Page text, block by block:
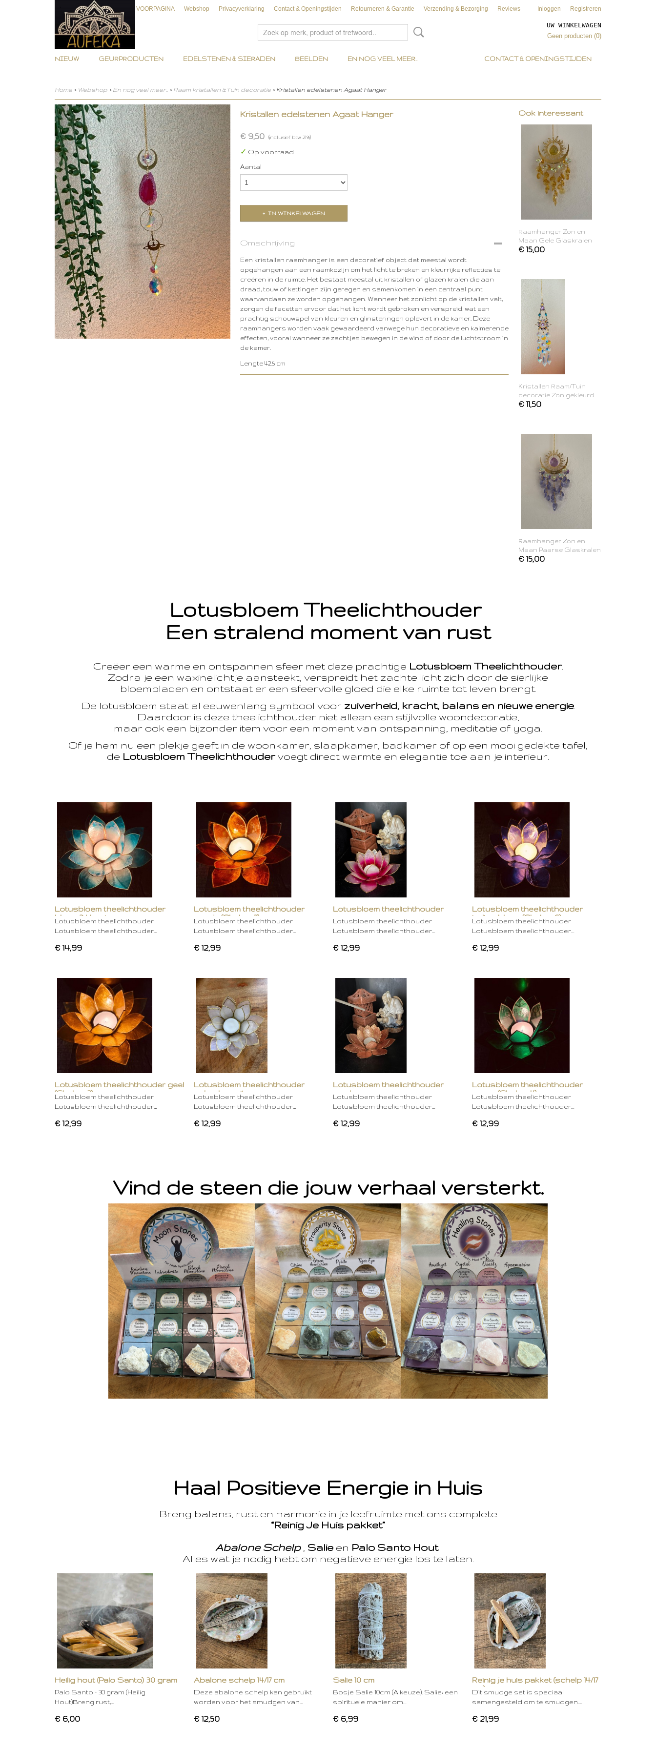
VOORPAGINA Webshop Privacyverklaring Contact & Openingstijden Retourneren & Garantie Verzending & Bezorging Reviews Inloggen Registreren
UW WINKELWAGEN
Geen producten (0)
CONTACT & OPENINGSTIJDEN
NIEUW GEURPRODUCTEN EDELSTENEN & SIERADEN BEELDEN EN NOG VEEL MEER..
Home > Webshop > En nog veel meer.. > Raam kristallen &Tuin decoratie > Kristallen edelstenen Agaat Hanger
Kristallen edelstenen Agaat Hanger
€ 9,50 (inclusief btw 21%)
✓ Op voorraad
Aantal
IN WINKELWAGEN
Omschrijving
Een kristallen raamhanger is een decoratief object dat meestal wordt
opgehangen aan een raamkozijn om het licht te breken en kleurrijke reflecties te
creëren in de ruimte. Het bestaat meestal uit kristallen of glazen kralen die aan
draad, touw of kettingen zijn geregen en samenkomen in een centraal punt
waarvandaan ze worden opgehangen. Wanneer het zonlicht op de kristallen valt,
zorgen de facetten ervoor dat het licht wordt gebroken en verspreid, wat een
prachtig schouwspel van kleuren en glinsteringen oplevert in de kamer. Deze
raamhangers worden vaak gewaardeerd vanwege hun decoratieve en kalmerende
effecten, vooral wanneer ze zachtjes bewegen in de wind of door de luchtstroom in
de kamer.
Lengte 42.5 cm
Ook interessant
Raamhanger Zon en
Maan Gele Glaskralen
€ 15,00
Kristallen Raam/Tuin
decoratie Zon gekleurd
€ 11,50
Raamhanger Zon en
Maan Paarse Glaskralen
€ 15,00
Lotusbloem Theelichthouder
Een stralend moment van rust
Creëer een warme en ontspannen sfeer met deze prachtige Lotusbloem Theelichthouder.
Zodra je een waxinelichtje aansteekt, verspreidt het zachte licht zich door de sierlijke
bloembladen en ontstaat er een sfeervolle gloed die elke ruimte tot leven brengt.
De lotusbloem staat al eeuwenlang symbool voor zuiverheid, kracht, balans en nieuwe energie.
Daardoor is deze theelichthouder niet alleen een stijlvolle woondecoratie,
maar ook een bijzonder item voor een moment van ontspanning, meditatie of yoga.
Of je hem nu een plekje geeft in de woonkamer, slaapkamer, badkamer of op een mooi gedekte tafel,
de Lotusbloem Theelichthouder voegt direct warmte en elegantie toe aan je interieur.
Lotusbloem theelichthouder
blauw 2 kleurig
Lotusbloem theelichthouder
Lotusbloem theelichthouder…
€ 14,99
Lotusbloem theelichthouder
oranje (Chakra 2)
Lotusbloem theelichthouder
Lotusbloem theelichthouder…
€ 12,99
Lotusbloem theelichthouder
rose
Lotusbloem theelichthouder
Lotusbloem theelichthouder…
€ 12,99
Lotusbloem theelichthouder
indigo blauw (Chakra 6)
Lotusbloem theelichthouder
Lotusbloem theelichthouder…
€ 12,99
Lotusbloem theelichthouder geel
(Chakra 3)
Lotusbloem theelichthouder
Lotusbloem theelichthouder…
€ 12,99
Lotusbloem theelichthouder
gebroken wit
Lotusbloem theelichthouder
Lotusbloem theelichthouder…
€ 12,99
Lotusbloem theelichthouder
mocha
Lotusbloem theelichthouder
Lotusbloem theelichthouder…
€ 12,99
Lotusbloem theelichthouder
groen (Chakra 4)
Lotusbloem theelichthouder
Lotusbloem theelichthouder…
€ 12,99
Vind de steen die jouw verhaal versterkt.
Haal Positieve Energie in Huis
Breng balans, rust en harmonie in je leefruimte met ons complete
“Reinig Je Huis pakket”
Abalone Schelp, Salie en Palo Santo Hout
Alles wat je nodig hebt om negatieve energie los te laten.
Heilig hout (Palo Santo) 30 gram
Palo Santo – 30 gram (Heilig
Hout)Breng rust,…
€ 6,00
Abalone schelp 14/17 cm
Deze abalone schelp kan gebruikt
worden voor het smudgen van…
€ 12,50
Salie 10 cm
Bosje Salie 10cm (A keuze). Salie: een
spirituele manier om…
€ 6,99
Reinig je huis pakket (schelp 14/17
cm)
Dit smudge set is speciaal
samengesteld om te smudgen.…
€ 21,99